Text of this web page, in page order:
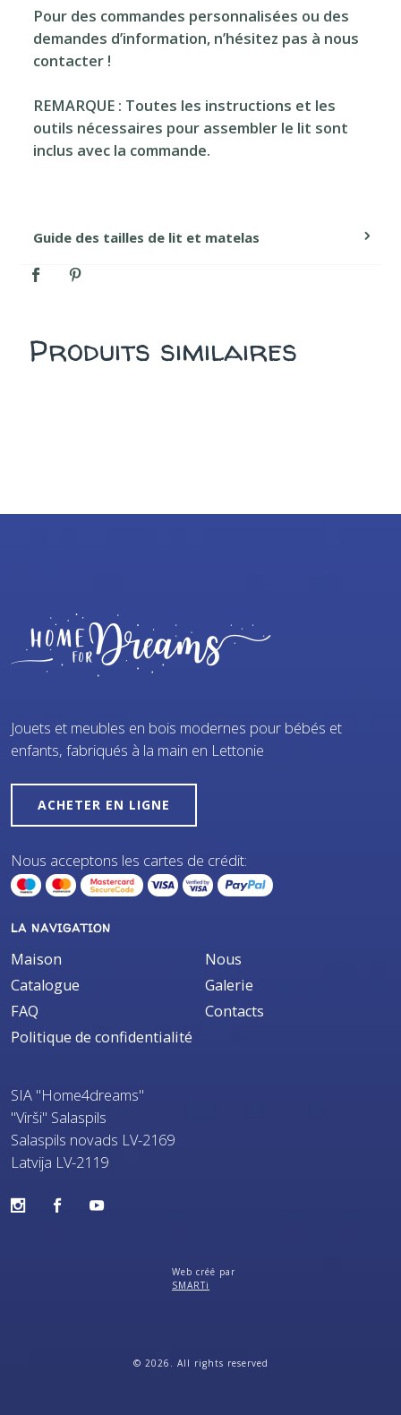
Pour des commandes personnalisées ou des
demandes d’information, n’hésitez pas à nous
contacter !
REMARQUE : Toutes les instructions et les
outils nécessaires pour assembler le lit sont
inclus avec la commande.
Produits similaires
Jouets et meubles en bois modernes pour bébés et
enfants, fabriqués à la main en Lettonie
ACHETER EN LIGNE
Nous acceptons les cartes de crédit:
LA NAVIGATION
Maison
Nous
Catalogue
Galerie
FAQ
Contacts
Politique de confidentialité
SIA "Home4dreams"
"Virši" Salaspils
Salaspils novads LV-2169
Latvija LV-2119
© 2026. All rights reserved
Web créé par
SMARTi